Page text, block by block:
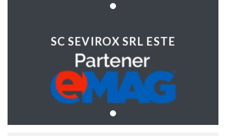
SC SEVIROX SRL ESTE